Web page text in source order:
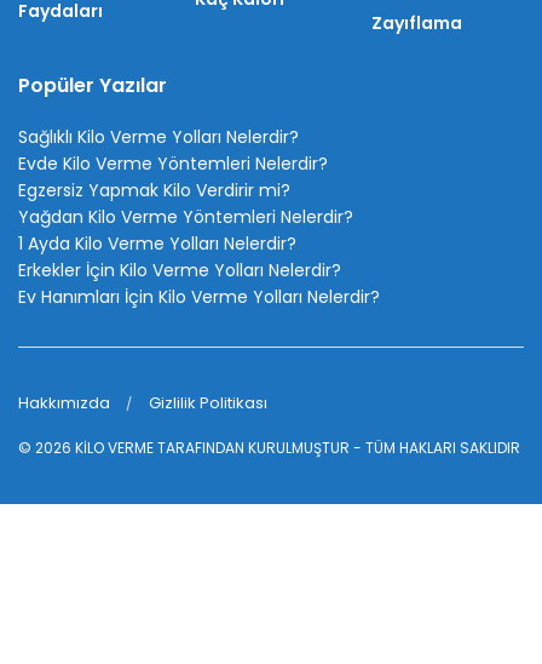
Faydaları
Zayıflama
Popüler Yazılar
Sağlıklı Kilo Verme Yolları Nelerdir?
Evde Kilo Verme Yöntemleri Nelerdir?
Egzersiz Yapmak Kilo Verdirir mi?
Yağdan Kilo Verme Yöntemleri Nelerdir?
1 Ayda Kilo Verme Yolları Nelerdir?
Erkekler İçin Kilo Verme Yolları Nelerdir?
Ev Hanımları İçin Kilo Verme Yolları Nelerdir?
Hakkımızda Gizlilik Politikası
© 2026 KİLO VERMETARAFINDAN KURULMUŞTUR - TÜM HAKLARI SAKLIDIR